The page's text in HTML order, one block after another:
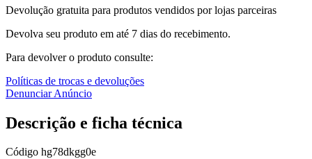
Devolução gratuita para produtos vendidos por lojas parceiras
Devolva seu produto em até 7 dias do recebimento.
Para devolver o produto consulte:
Políticas de trocas e devoluções
Denunciar Anúncio
Descrição e ficha técnica
Código hg78dkgg0e